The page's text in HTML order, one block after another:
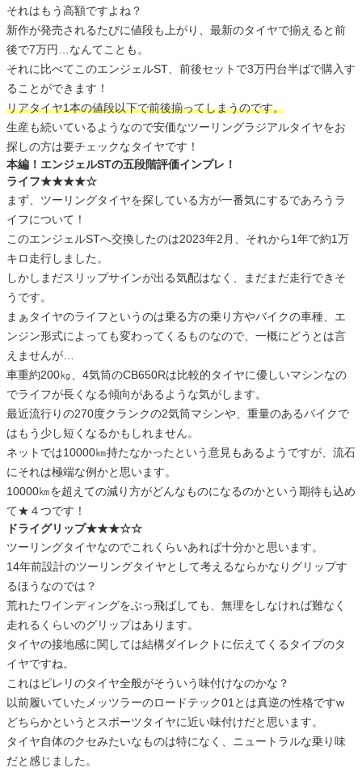
それはもう高額ですよね？
新作が発売されるたびに値段も上がり、最新のタイヤで揃えると前
後で7万円…なんてことも。
それに比べてこのエンジェルST、前後セットで3万円台半ばで購入す
ることができます！
リアタイヤ1本の値段以下で前後揃ってしまうのです。
生産も続いているようなので安価なツーリングラジアルタイヤをお
探しの方は要チェックなタイヤです！
本編！エンジェルSTの五段階評価インプレ！
ライフ★★★★☆
まず、ツーリングタイヤを探している方が一番気にするであろうラ
イフについて！
このエンジェルSTへ交換したのは2023年2月、それから1年で約1万
キロ走行しました。
しかしまだスリップサインが出る気配はなく、まだまだ走行できそ
うです。
まぁタイヤのライフというのは乗る方の乗り方やバイクの車種、エ
ンジン形式によっても変わってくるものなので、一概にどうとは言
えませんが…
車重約200㎏、4気筒のCB650Rは比較的タイヤに優しいマシンなの
でライフが長くなる傾向があるような気がします。
最近流行りの270度クランクの2気筒マシンや、重量のあるバイクで
はもう少し短くなるかもしれません。
ネットでは10000㎞持たなかったという意見もあるようですが、流石
にそれは極端な例かと思います。
10000㎞を超えての減り方がどんなものになるのかという期待も込め
て★４つです！
ドライグリップ★★★☆☆
ツーリングタイヤなのでこれくらいあれば十分かと思います。
14年前設計のツーリングタイヤとして考えるならかなりグリップす
るほうなのでは？
荒れたワインディングをぶっ飛ばしても、無理をしなければ難なく
走れるくらいのグリップはあります。
タイヤの接地感に関しては結構ダイレクトに伝えてくるタイプのタ
イヤですね。
これはピレリのタイヤ全般がそういう味付けなのかな？
以前履いていたメッツラーのロードテック01とは真逆の性格ですw
どちらかというとスポーツタイヤに近い味付けだと思います。
タイヤ自体のクセみたいなものは特になく、ニュートラルな乗り味
だと感じました。